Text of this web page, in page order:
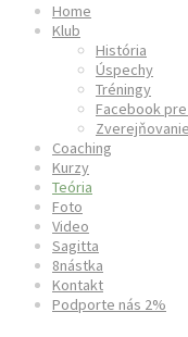
Home
Klub
História
Úspechy
Tréningy
Facebook
Coaching
Kurzy
Teória
Foto
Video
Sagitta
8nástka
Kontakt
Podporte nás 2%